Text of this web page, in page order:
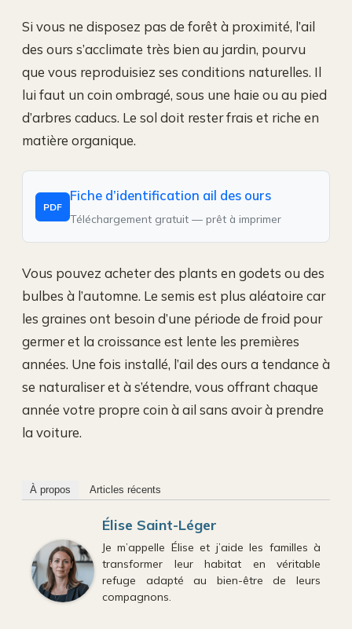
Si vous ne disposez pas de forêt à proximité, l’ail
des ours s’acclimate très bien au jardin, pourvu
que vous reproduisiez ses conditions naturelles. Il
lui faut un coin ombragé, sous une haie ou au pied
d’arbres caducs. Le sol doit rester frais et riche en
matière organique.
PDF
Fiche d’identification ail des ours
Téléchargement gratuit — prêt à imprimer
Vous pouvez acheter des plants en godets ou des
bulbes à l’automne. Le semis est plus aléatoire car
les graines ont besoin d’une période de froid pour
germer et la croissance est lente les premières
années. Une fois installé, l’ail des ours a tendance à
se naturaliser et à s’étendre, vous offrant chaque
année votre propre coin à ail sans avoir à prendre
la voiture.
À propos Articles récents
Élise Saint-Léger
Je m’appelle Élise et j’aide les familles à
transformer leur habitat en véritable
refuge adapté au bien-être de leurs
compagnons.